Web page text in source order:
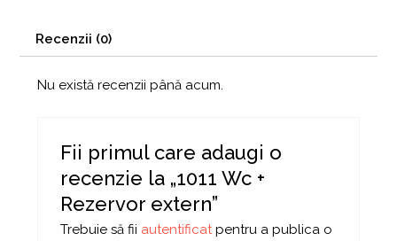
Recenzii (0)
Nu există recenzii până acum.
Fii primul care adaugi o
recenzie la „1011 Wc +
Rezervor extern”
Trebuie să fii autentificatpentru a publica o